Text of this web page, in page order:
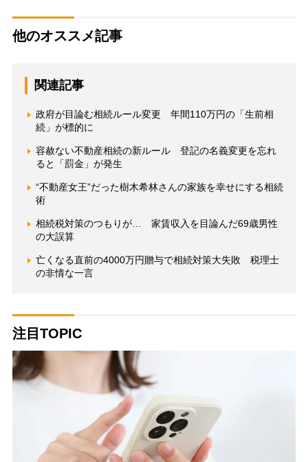
他のオススメ記事
関連記事
政府が目論む相続ルール変更 年間110万円の「生前相
続」が標的に
容赦ない不動産相続の新ルール 登記の名義変更を忘れ
ると「罰金」が発生
“不動産女王”だった樹木希林さんの家族を幸せにする相続
術
相続税対策のつもりが… 家賃収入を目論んだ69歳男性
の大誤算
亡くなる直前の4000万円贈与で相続対策大失敗 税理士
の非情な一言
注目TOPIC